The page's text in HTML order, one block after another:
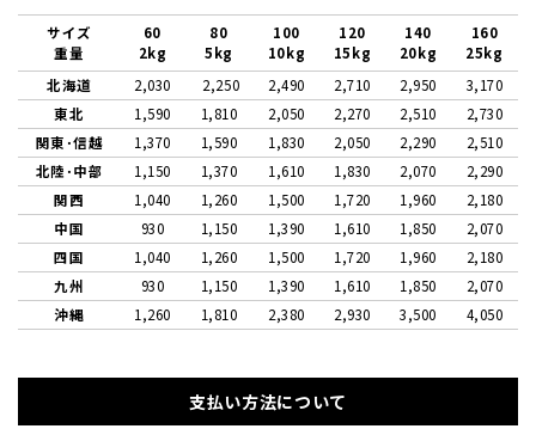
サイズ
重量
60
2kg
80
5kg
100
10kg
120
15kg
140
20kg
160
25kg
北海道
2,030 2,250 2,490 2,710 2,950
3,170
東北
1,590 1,810 2,050 2,270 2,510
2,730
関東･信越
1,370 1,590 1,830 2,050 2,290
2,510
北陸･中部
1,150 1,370 1,610 1,830 2,070
2,290
関西
1,040 1,260 1,500 1,720 1,960
2,180
中国
930 1,150 1,390 1,610 1,850
2,070
四国
1,040 1,260 1,500 1,720 1,960
2,180
九州
930 1,150 1,390 1,610 1,850
2,070
沖縄
1,260 1,810 2,380 2,930 3,500 4,050
支払い方法について